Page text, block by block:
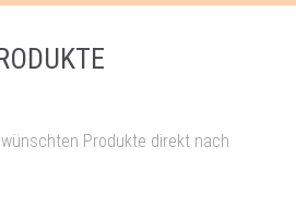
Produkte direkt nach